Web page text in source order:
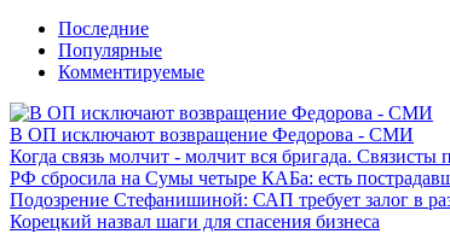
Последние
Популярные
Комментируемые
В ОП исключают возвращение Федорова - СМИ
Когда связь молчит - молчит вся бригада. Связисты
РФ сбросила на Сумы четыре КАБа: есть
Подозрение Стефанишиной: САП требует залог в
Корецкий назвал шаги для спасения бизнеса